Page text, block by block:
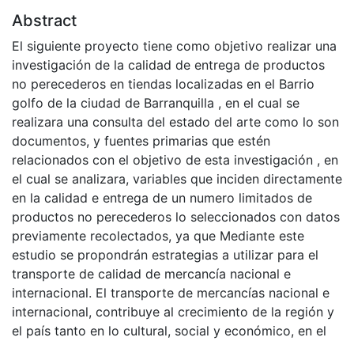
Abstract
El siguiente proyecto tiene como objetivo realizar una
investigación de la calidad de entrega de productos
no perecederos en tiendas localizadas en el Barrio
golfo de la ciudad de Barranquilla , en el cual se
realizara una consulta del estado del arte como lo son
documentos, y fuentes primarias que estén
relacionados con el objetivo de esta investigación , en
el cual se analizara, variables que inciden directamente
en la calidad e entrega de un numero limitados de
productos no perecederos lo seleccionados con datos
previamente recolectados, ya que Mediante este
estudio se propondrán estrategias a utilizar para el
transporte de calidad de mercancía nacional e
internacional. El transporte de mercancías nacional e
internacional, contribuye al crecimiento de la región y
el país tanto en lo cultural, social y económico, en el